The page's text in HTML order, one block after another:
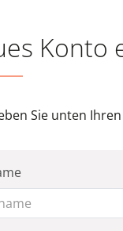
Konto
Sie unten